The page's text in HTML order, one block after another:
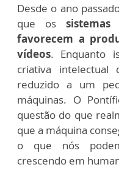
Desde o ano
que os
favorecem a
vídeos. Enquanto
criativa
reduzido a um
máquinas. O
questão do que
que a máquina
o que nós
crescendo em